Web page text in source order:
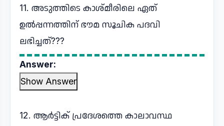
11. അടുത്തിടെ കാശ്മീരിലെ ഏത്
ഉൽപ്പന്നത്തിന് ഭൗമ സൂചിക പദവി
ലഭിച്ചത്???
Answer:
Show Answer
12. ആർട്ടിക് പ്രദേശത്തെ കാലാവസ്ഥ